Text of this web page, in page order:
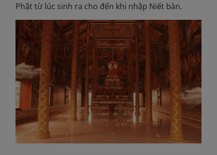
Phật từ lúc sinh ra cho đến khi nhập Niết bàn.